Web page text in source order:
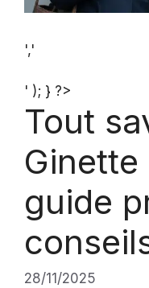
','
' ); } ?>
Tout
guide
28/11/2025